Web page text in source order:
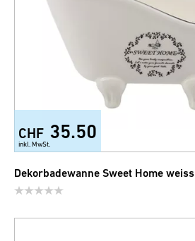
CHF 35.50
inkl. MwSt.
Dekorbadewanne Sweet Home weiss